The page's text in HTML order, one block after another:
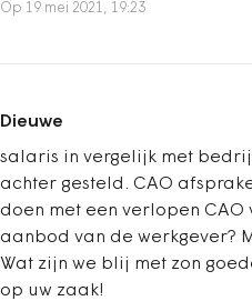
Op 19 mei 2021, 19:23
Dieuwe
salaris in vergelijk met
achter gesteld. CAO
doen met een verlopen CAO
aanbod van de werkgever?
Wat zijn we blij met zon
op uw zaak!